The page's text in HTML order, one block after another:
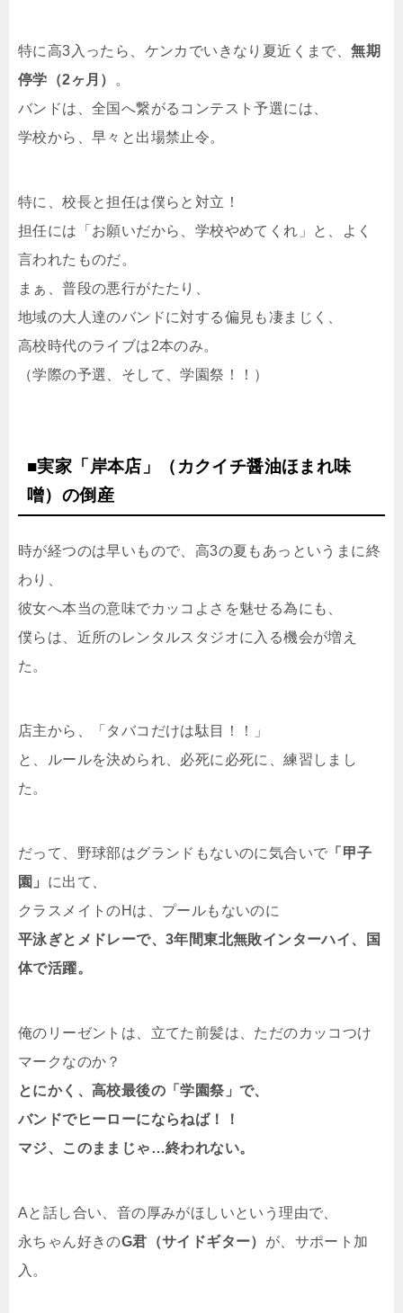
特に高3入ったら、ケンカでいきなり夏近くまで、無期
停学（2ヶ月）
。
バンドは、全国へ繋がるコンテスト予選には、
学校から、早々と出場禁止令。
特に、校長と担任は僕らと対立！
担任には「お願いだから、学校やめてくれ」と、よく
言われたものだ。
まぁ、普段の悪行がたたり、
地域の大人達のバンドに対する偏見も凄まじく、
高校時代のライブは2本のみ。
（学際の予選、そして、学園祭！！）
■実家「岸本店」（カクイチ醤油ほまれ味
噌）の倒産
時が経つのは早いもので、高3の夏もあっというまに終
わり、
彼女へ本当の意味でカッコよさを魅せる為にも、
僕らは、近所のレンタルスタジオに入る機会が増え
た。
店主から、「タバコだけは駄目！！」
と、ルールを決められ、必死に必死に、練習しまし
た。
だって、野球部はグランドもないのに気合いで 「甲子
園」 に出て、
クラスメイトのHは、プールもないのに
平泳ぎとメドレーで、3年間東北無敗インターハイ、国
体で活躍。
俺のリーゼントは、立てた前髪は、ただのカッコつけ
マークなのか？
とにかく、高校最後の「学園祭」で、
バンドでヒーローにならねば！！
マジ、このままじゃ…終われない。
Aと話し合い、音の厚みがほしいという理由で、
永ちゃん好きのG君（サイドギター） が、サポート加
入。